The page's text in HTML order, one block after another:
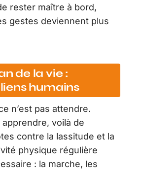
rester maître à bord,
gestes deviennent plus
de la vie :
humains
n’est pas attendre.
apprendre, voilà de
contre la lassitude et la
physique régulière
: la marche, les